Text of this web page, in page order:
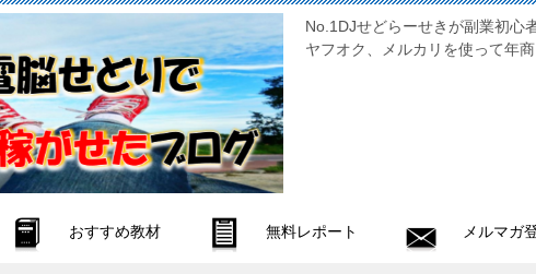
No.1DJせどらーせきが副業
ヤフオク、メルカリを使って年
おすすめ教材 無料レポート メルマガ